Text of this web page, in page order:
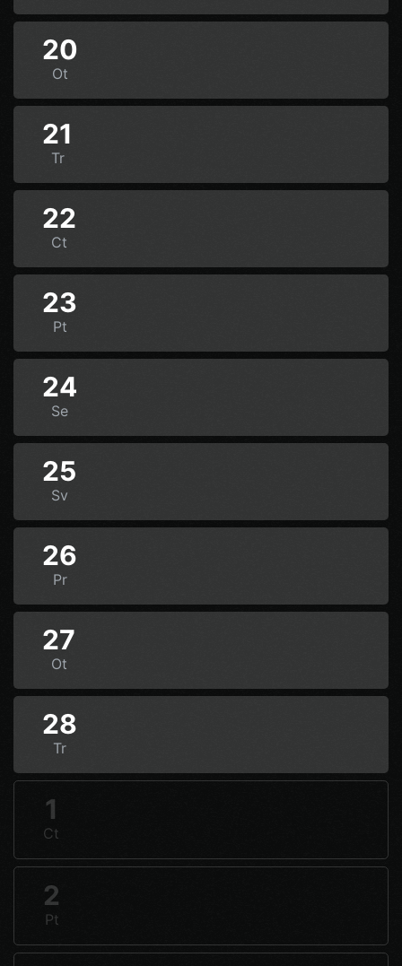
20
Ot
21
Tr
22
Ct
23
Pt
24
Se
25
Sv
26
Pr
27
Ot
28
Tr
1
Ct
2
Pt